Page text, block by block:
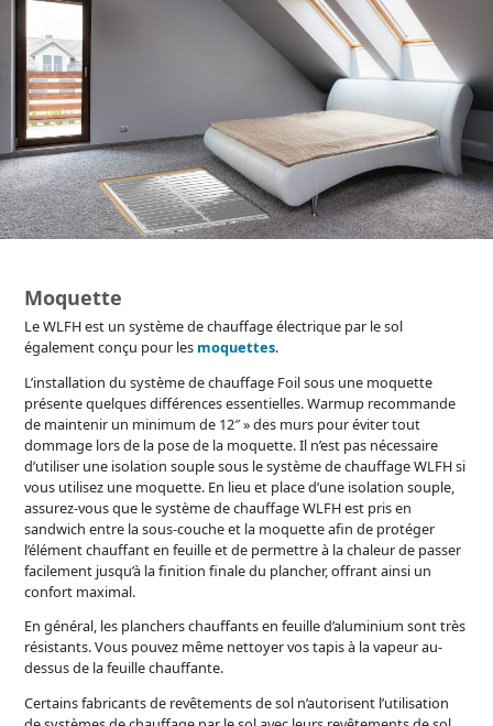
Moquette
Le WLFH est un système de chauffage électrique par le sol
également conçu pour les moquettes.
L’installation du système de chauffage Foil sous une moquette
présente quelques différences essentielles. Warmup recommande
de maintenir un minimum de 12″ » des murs pour éviter tout
dommage lors de la pose de la moquette. Il n’est pas nécessaire
d’utiliser une isolation souple sous le système de chauffage WLFH si
vous utilisez une moquette. En lieu et place d’une isolation souple,
assurez-vous que le système de chauffage WLFH est pris en
sandwich entre la sous-couche et la moquette afin de protéger
l’élément chauffant en feuille et de permettre à la chaleur de passer
facilement jusqu’à la finition finale du plancher, offrant ainsi un
confort maximal.
En général, les planchers chauffants en feuille d’aluminium sont très
résistants. Vous pouvez même nettoyer vos tapis à la vapeur au-
dessus de la feuille chauffante.
Certains fabricants de revêtements de sol n’autorisent l’utilisation